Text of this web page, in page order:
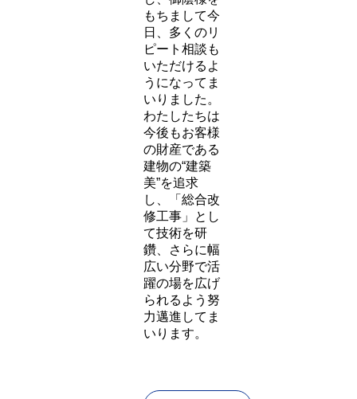
るよう日々努
めておりま
す。
同時にお客様
にご心配をか
けさせぬよう
しっかりとコ
ミュニケーシ
ョンを取るこ
とにも配慮
し、御陰様を
もちまして今
日、多くのリ
ピート相談も
いただけるよ
うになってま
いりました。
わたしたちは
今後もお客様